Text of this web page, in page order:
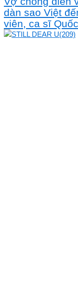
dàn sao Việt
viên, ca sĩ